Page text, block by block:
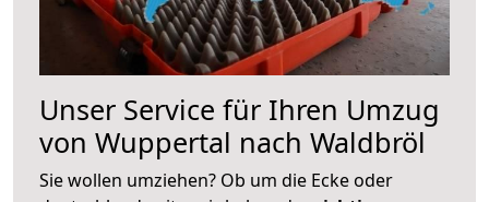
Unser Service für Ihren Umzug
von Wuppertal nach Waldbröl
Sie wollen umziehen? Ob um die Ecke oder